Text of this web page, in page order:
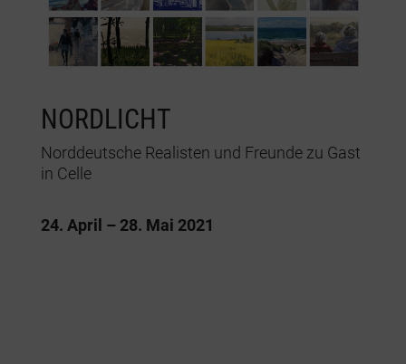
NORDLICHT
Norddeutsche Realisten und Freunde zu Gast
in Celle
24. April – 28. Mai 2021